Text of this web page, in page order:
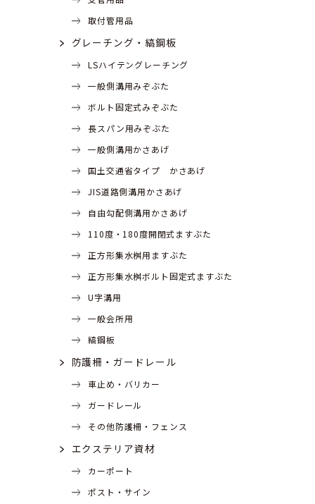
取付管用品
グレーチング・縞鋼板
LSハイテングレーチング
一般側溝用みぞぶた
ボルト固定式みぞぶた
長スパン用みぞぶた
一般側溝用かさあげ
国土交通省タイプ かさあげ
JIS道路側溝用かさあげ
自由勾配側溝用かさあげ
110度・180度開閉式ますぶた
正方形集水桝用ますぶた
正方形集水桝ボルト固定式ますぶた
U字溝用
一般会所用
縞鋼板
防護柵・ガードレール
車止め・バリカー
ガードレール
その他防護柵・フェンス
エクステリア資材
カーポート
ポスト・サイン